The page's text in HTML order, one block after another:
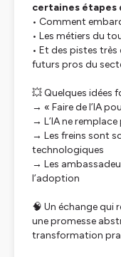
certaines étapes
• Comment
• Les métiers du
• Et des pistes
futurs pros du
💥 Quelques idées
→ « Faire de l’IA
→ L’IA ne remplace
→ Les freins sont
technologiques
→ Les
l’adoption
🧠 Un échange qui
une promesse
transformation